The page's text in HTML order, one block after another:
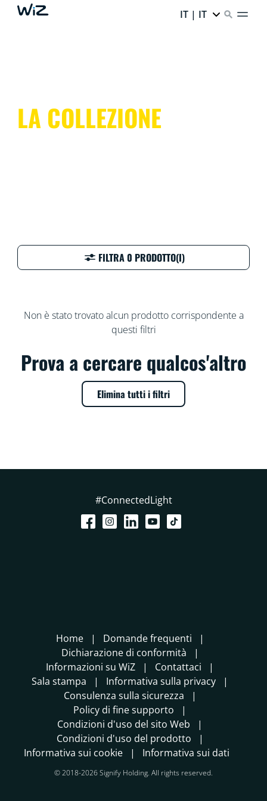
IT | IT
LA COLLEZIONE
FILTRA 0 PRODOTTO(I)
Non è stato trovato alcun prodotto corrispondente a
questi filtri
Prova a cercare qualcos'altro
Elimina tutti i filtri
#ConnectedLight
Home
Domande frequenti
Dichiarazione di conformità
Informazioni su WiZ
Contattaci
Sala stampa
Informativa sulla privacy
Consulenza sulla sicurezza
Policy di fine supporto
Condizioni d'uso del sito Web
Condizioni d'uso del prodotto
Informativa sui cookie
Informativa sui dati
© 2018-2026 Signify Holding. All rights reserved.